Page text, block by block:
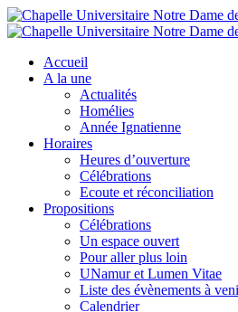
Skip
to
Accueil
A la une
Actualités
Homélies
Année Ignatienne
Horaires
Heures d’ouverture
Célébrations
Ecoute et réconciliation
Propositions
Célébrations
Un espace ouvert
Pour aller plus loin
UNamur et Lumen Vitae
Liste des évènements à
Calendrier